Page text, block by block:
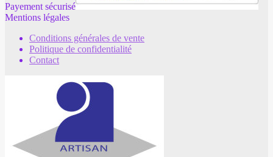
Payement sécurisé
Mentions légales
Conditions générales de vente
Politique de confidentialité
Contact